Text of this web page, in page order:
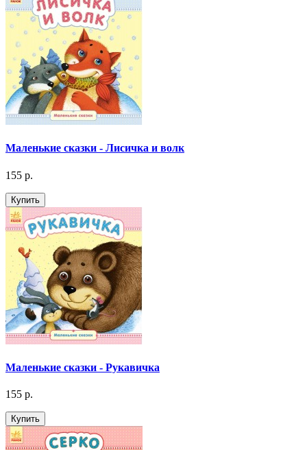
Маленькие сказки - Лисичка и волк
155 р.
Купить
Маленькие сказки - Рукавичка
155 р.
Купить